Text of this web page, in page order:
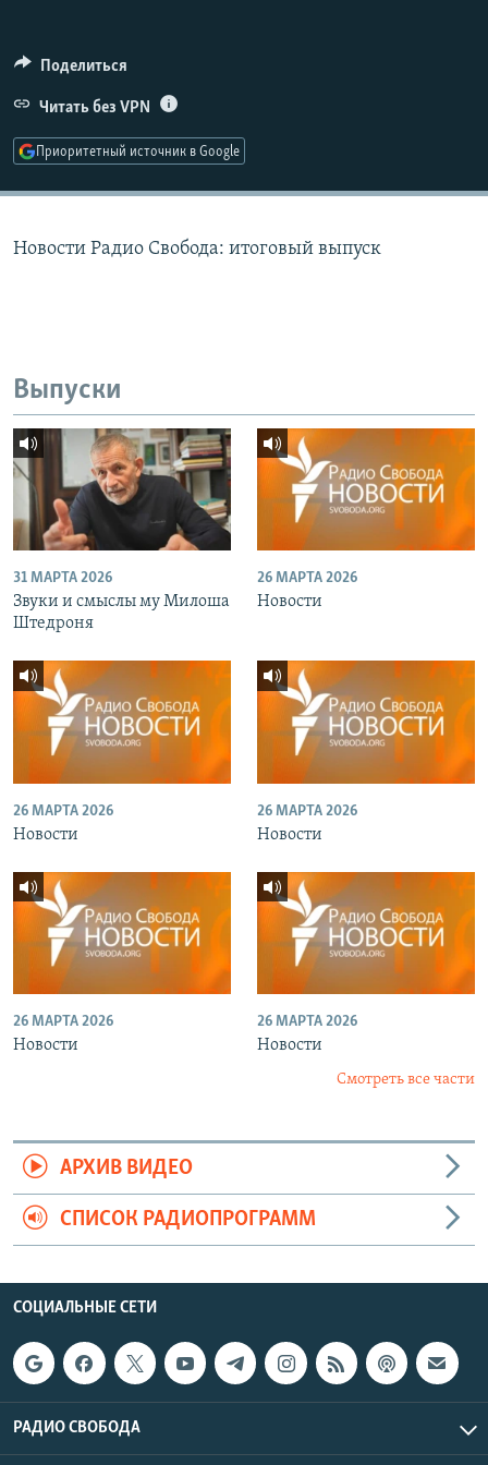
ПОДПИШИТЕСЬ НА РАССЫЛКУ
СОЦИАЛЬНЫЕ СЕТИ
Поделиться
Читать без VPN
Приоритетный источник в Google
Новости Радио Свобода: итоговый выпуск
Выпуски
31 МАРТА 2026
Звуки и смыслы му Милоша
Штедроня
26 МАРТА 2026
Новости
26 МАРТА 2026
Новости
26 МАРТА 2026
Новости
26 МАРТА 2026
Новости
26 МАРТА 2026
Новости
Смотреть все части
АРХИВ ВИДЕО
СПИСОК РАДИОПРОГРАММ
СОЦИАЛЬНЫЕ СЕТИ
РАДИО СВОБОДА